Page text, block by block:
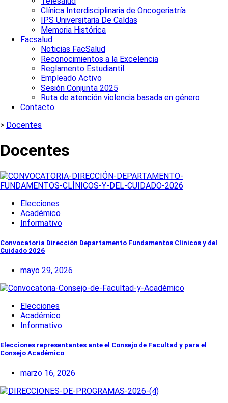
Clínica Interdisciplinaria de Oncogeriatría
IPS Universitaria De Caldas
Memoria Histórica
Facsalud
Noticias FacSalud
Reconocimientos a la Excelencia
Reglamento Estudiantil
Empleado Activo
Sesión Conjunta 2025
Ruta de atención violencia basada en género
Contacto
> Docentes
Docentes
Elecciones
Académico
Informativo
Convocatoria Dirección Departamento Fundamentos Clínicos y del
Cuidado 2026
mayo 29, 2026
Elecciones
Académico
Informativo
Elecciones representantes ante el Consejo de Facultad y para el
Consejo Académico
marzo 16, 2026